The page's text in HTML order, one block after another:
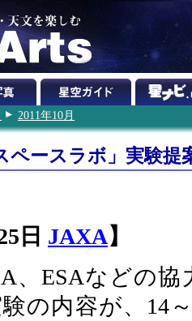
2011年10月
ペースラボ」実験提
日 JAXA】
、ESAなどの
の内容が、14